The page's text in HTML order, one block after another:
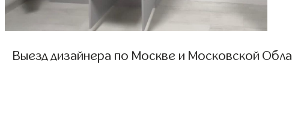
Выезд дизайнера по Москве и Московской